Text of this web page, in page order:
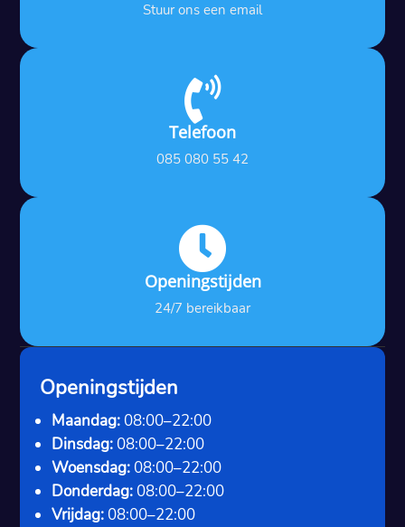
Stuur ons een email

Telefoon
085 080 55 42

Openingstijden
24/7 bereikbaar
Openingstijden
Maandag: 08:00–22:00
Dinsdag: 08:00–22:00
Woensdag: 08:00–22:00
Donderdag: 08:00–22:00
Vrijdag: 08:00–22:00